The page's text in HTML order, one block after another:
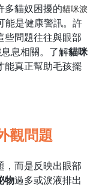
多貓奴困擾的貓咪淚
能是健康警訊。許
些問題往往與眼部
息相關。了解貓咪
能真正幫助毛孩擺
觀問題
，而是反映出眼部
物過多或淚液排出